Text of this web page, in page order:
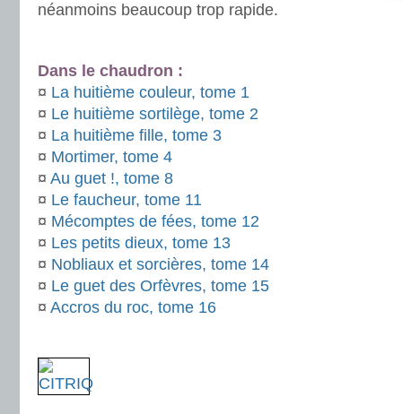
néanmoins beaucoup trop rapide.
Dans le chaudron :
¤ La huitième couleur, tome 1
¤ Le huitième sortilège, tome 2
¤ La huitième fille, tome 3
¤ Mortimer, tome 4
¤ Au guet !, tome 8
¤ Le faucheur, tome 11
¤ Mécomptes de fées, tome 12
¤ Les petits dieux, tome 13
¤ Nobliaux et sorcières, tome 14
¤ Le guet des Orfèvres, tome 15
¤ Accros du roc, tome 16